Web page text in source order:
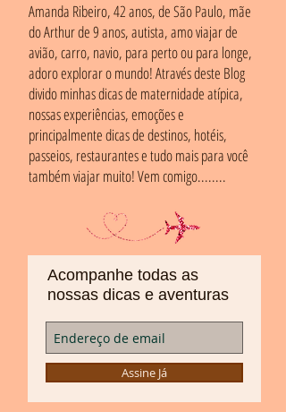
Amanda Ribeiro, 42 anos, de São Paulo, mãe
do Arthur de 9 anos, autista, amo viajar de
avião, carro, navio, para perto ou para longe,
adoro explorar o mundo! Através deste Blog
divido minhas dicas de maternidade atípica,
nossas experiências, emoções e
principalmente dicas de destinos, hotéis,
passeios, restaurantes e tudo mais para você
também viajar muito! Vem comigo........
Acompanhe todas as
nossas dicas e aventuras
Assine Já